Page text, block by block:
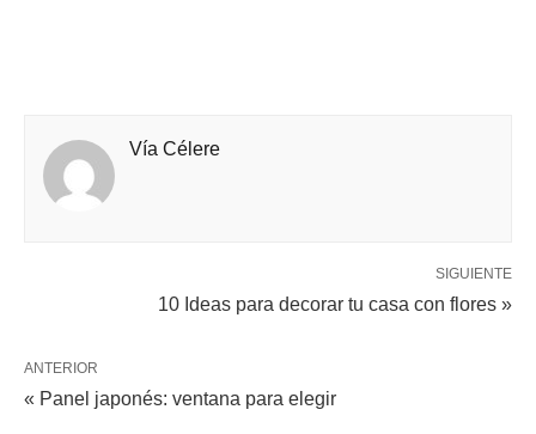
Vía Célere
SIGUIENTE
10 Ideas para decorar tu casa con flores »
ANTERIOR
« Panel japonés: ventana para elegir